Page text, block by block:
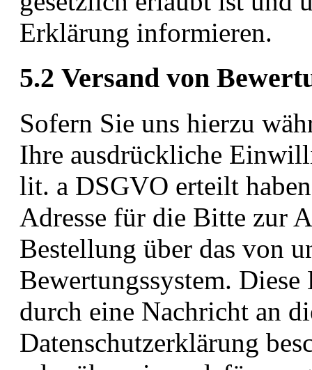
Erklärung informieren.
5.2 Versand von
Sofern Sie uns hierzu
Ihre ausdrückliche
lit. a DSGVO erteilt
Adresse für die Bitte zur
Bestellung über das von
Bewertungssystem.
durch eine Nachricht an
Datenschutzerklärung